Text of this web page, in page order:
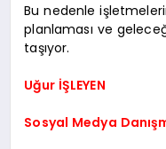
Bu nedenle
planlaması ve
taşıyor.
Uğur İŞLEYEN
Sosyal Medya